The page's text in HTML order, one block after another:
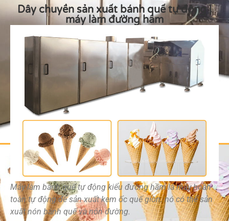
Dây chuyền sản xuất bánh quế tự động |
máy làm đường hầm
Máy làm bánh quế tự động kiểu đường hầm là máy hoàn
toàn tự động để sản xuất kem ốc quế giòn. nó có thể sản
xuất nón bánh quế và nón đường.